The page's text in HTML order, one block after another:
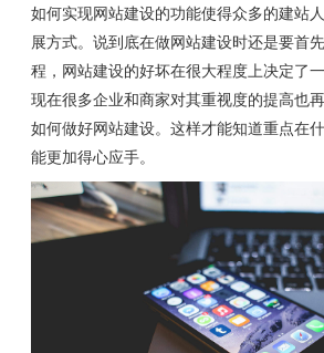
如何实现网站建设的功能使得众多的建站
展方式。说到底在做网站建设时还是要首
程，网站建设的好坏在很大程度上决定了
现在很多企业和商家对其重视度的提高也
如何做好网站建设。这样才能知道重点在
能更加得心应手。